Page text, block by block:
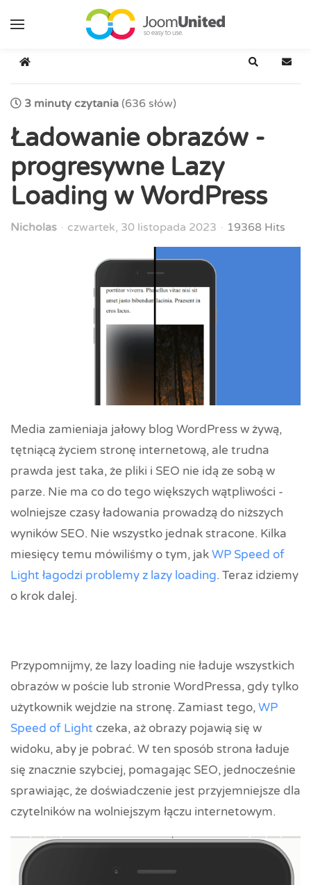
Przejdź do głównej zawartości
Strona główna Szukaj
3 minuty czytania (636 słów)
Ładowanie obrazów -
progresywne Lazy
Loading w WordPress
Nicholas czwartek, 30 listopada 2023 19368 Hits
Media zamieniaja jałowy blog WordPress w żywą,
tętniącą życiem stronę internetową, ale trudna
prawda jest taka, że pliki i SEO nie idą ze sobą w
parze. Nie ma co do tego większych wątpliwości -
wolniejsze czasy ładowania prowadzą do niższych
wyników SEO. Nie wszystko jednak stracone. Kilka
miesięcy temu mówiliśmy o tym, jakWP Speed of
Light łagodzi problemy z lazy loading. Teraz idziemy
o krok dalej.
Przypomnijmy, że lazy loading nie ładuje wszystkich
obrazów w poście lub stronie WordPressa, gdy tylko
użytkownik wejdzie na stronę. Zamiast tego,WP
Speed of Light czeka, aż obrazy pojawią się w
widoku, aby je pobrać. W ten sposób strona ładuje
się znacznie szybciej, pomagając SEO, jednocześnie
sprawiając, że doświadczenie jest przyjemniejsze dla
czytelników na wolniejszym łączu internetowym.